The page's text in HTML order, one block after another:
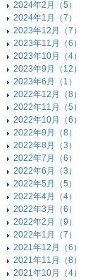
2024年2月（5）
2024年1月（7）
2023年12月（7）
2023年11月（6）
2023年10月（4）
2023年9月（12）
2023年6月（1）
2022年12月（8）
2022年11月（5）
2022年10月（6）
2022年9月（8）
2022年8月（3）
2022年7月（6）
2022年6月（3）
2022年5月（5）
2022年4月（4）
2022年3月（6）
2022年2月（9）
2022年1月（7）
2021年12月（6）
2021年11月（8）
2021年10月（4）